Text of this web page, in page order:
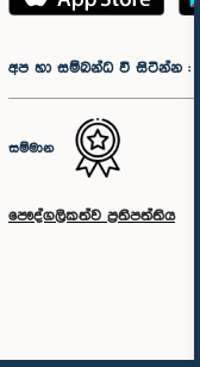
අප හා සම්බන්ධ වී සිටින්න :
සම්මාන
පෞද්ගලිකත්ව ප්‍රතිපත්තිය